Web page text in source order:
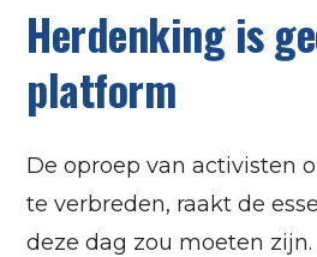
Herdenking is
platform
De oproep van activisten
te verbreden, raakt de
deze dag zou moeten